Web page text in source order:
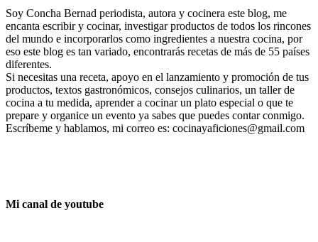
Soy Concha Bernad periodista, autora y cocinera este blog, me
encanta escribir y cocinar, investigar productos de todos los rincones
del mundo e incorporarlos como ingredientes a nuestra cocina, por
eso este blog es tan variado, encontrarás recetas de más de 55 países
diferentes.
Si necesitas una receta, apoyo en el lanzamiento y promoción de tus
productos, textos gastronómicos, consejos culinarios, un taller de
cocina a tu medida, aprender a cocinar un plato especial o que te
prepare y organice un evento ya sabes que puedes contar conmigo.
Escríbeme y hablamos, mi correo es: cocinayaficiones@gmail.com
Mi canal de youtube